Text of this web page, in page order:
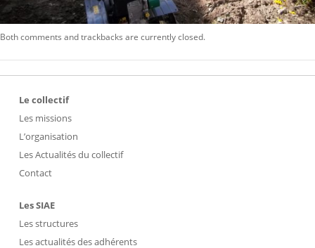
Both comments and trackbacks are currently closed.
Le collectif
Les missions
L’organisation
Les Actualités du collectif
Contact
Les SIAE
Les structures
Les actualités des adhérents